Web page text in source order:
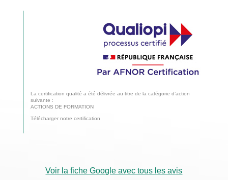
La certification qualité a été délivrée au titre de la catégorie d’action
suivante :
ACTIONS DE FORMATION
Télécharger notre certification
Voir la fiche Google avec tous les avis